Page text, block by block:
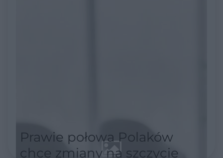
Prawie połowa Polaków
chce zmiany na szczycie